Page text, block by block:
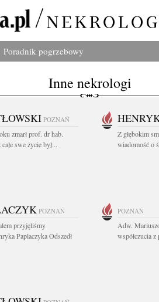
Poradnik pogrzebowy
Inne nekrologi
POZNAŃ
zmarł prof. dr hab.
swe życie był...
Z głębokim
wiadomość o
POZNAŃ
przyjęliśmy
Paplaczyka Odszedł
POZNAŃ
Adw.
współczucia